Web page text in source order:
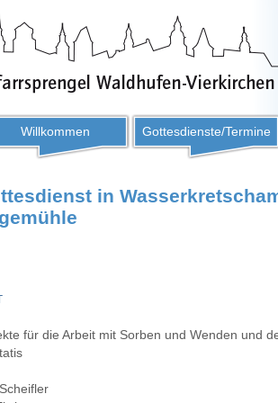
Willkommen Gottesdienste/Termine
in
für die Arbeit mit Sorben und Wenden und